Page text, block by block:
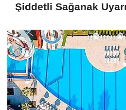
Şiddetli Sağanak